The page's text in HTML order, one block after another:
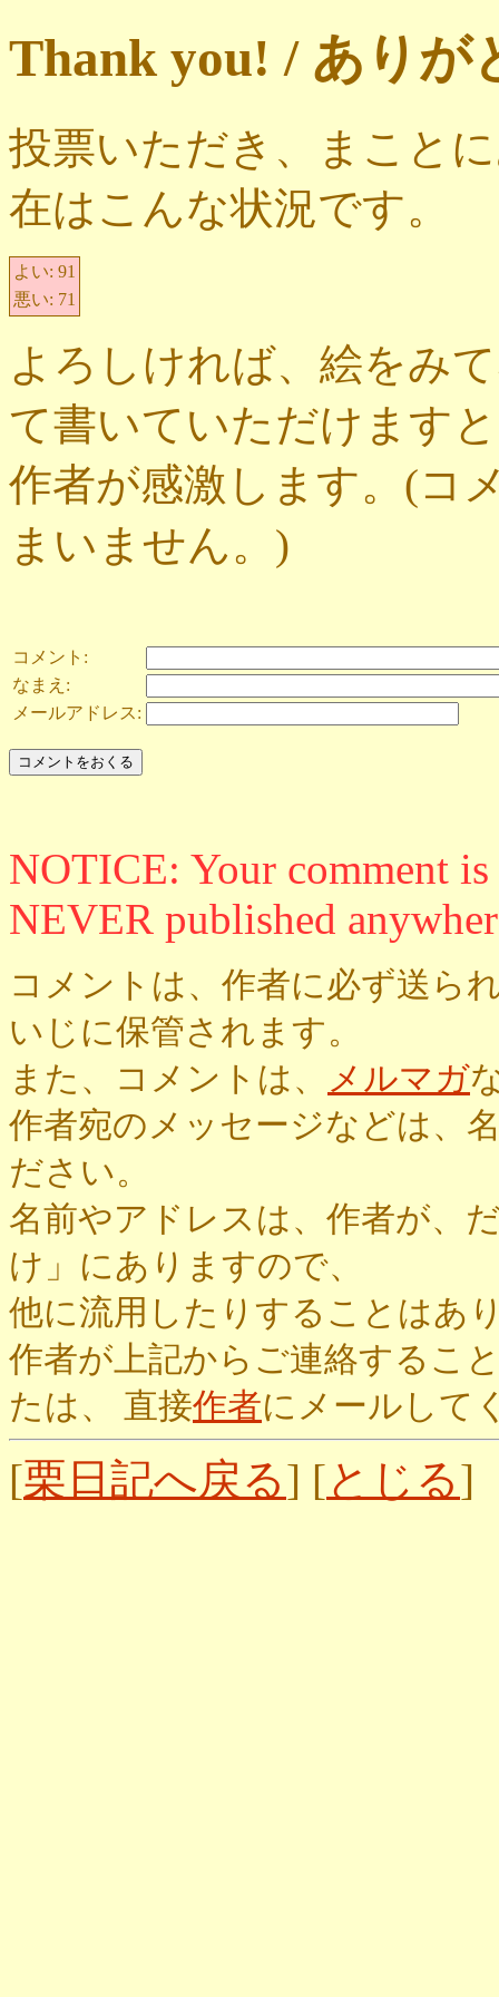
Thank you! / ありが
投票いただき、まこと
在はこんな状況です。
よい: 91
悪い: 71
よろしければ、絵をみ
て書いていただけます
作者が感激します。(コ
まいません。)
コメント:
なまえ:
メールアドレス:
NOTICE: Your comment
NEVER published
コメントは、作者に必ず送ら
いじに保管されます。
また、コメントは、
メルマガ
作者宛のメッセージなどは、
ださい。
名前やアドレスは、作者が、
け」にありますので、
他に流用したりすることはあ
作者が上記からご連絡するこ
たは、 直接作者にメールして
[栗日記へ戻る] [とじる]